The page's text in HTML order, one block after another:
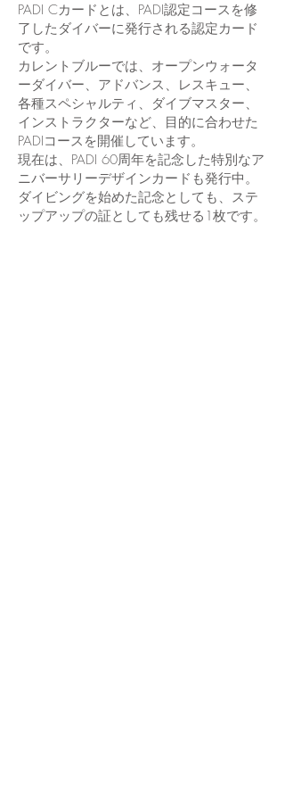
PADI Cカードとは、PADI認定コースを修
了したダイバーに発行される認定カード
です。
カレントブルーでは、オープンウォータ
ーダイバー、アドバンス、レスキュー、
各種スペシャルティ、ダイブマスター、
インストラクターなど、目的に合わせた
PADIコースを開催しています。
現在は、PADI 60周年を記念した特別なア
ニバーサリーデザインカードも発行中。
ダイビングを始めた記念としても、ステ
ップアップの証としても残せる1枚です。